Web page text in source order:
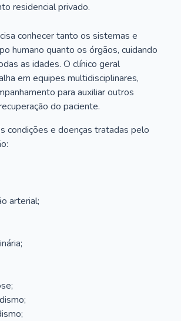
residencial privado.
conhecer tanto os sistemas e
humano quanto os órgãos, cuidando
as idades. O clínico geral
em equipes multidisciplinares,
para auxiliar outros
do paciente.
condições e doenças tratadas pelo
arterial;